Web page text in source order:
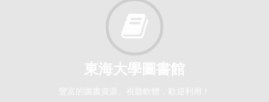
東海大學圖書館
豐富的圖書資源、視聽軟體，歡迎利用！